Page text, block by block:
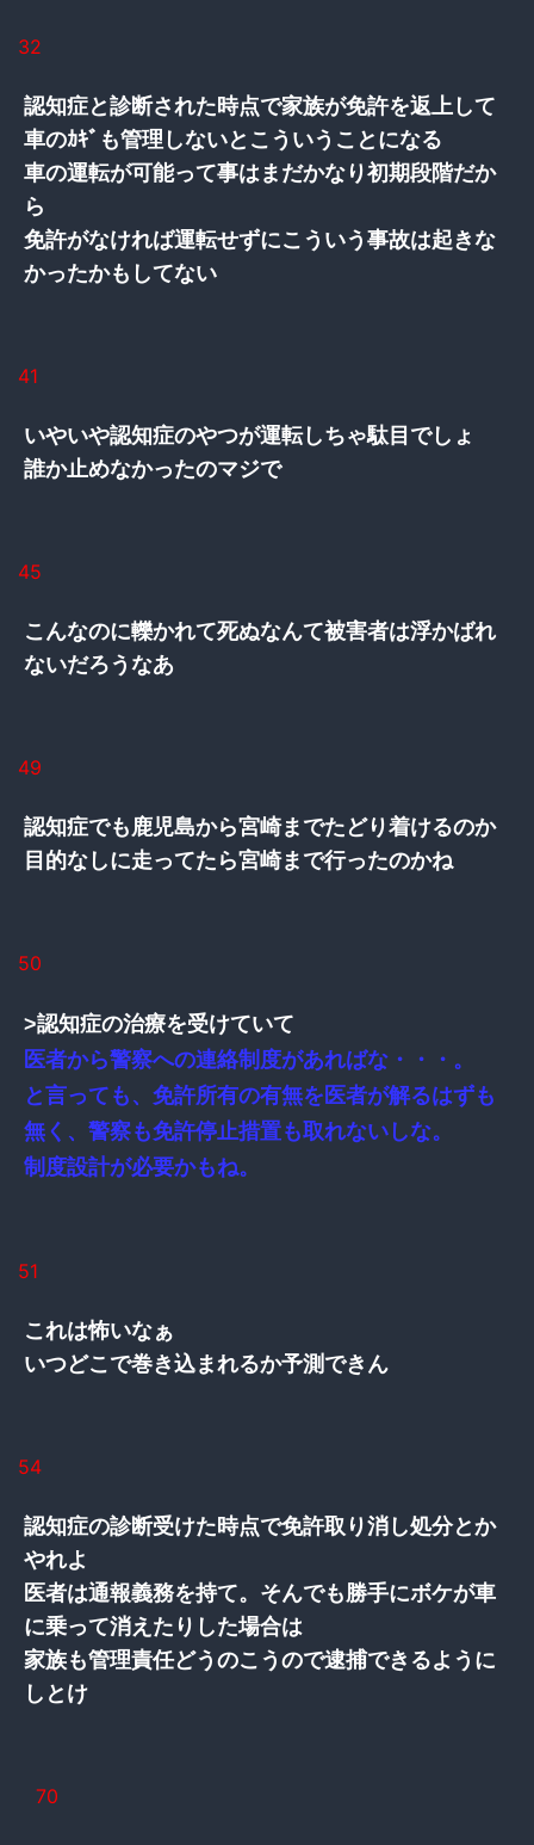
32
認知症と診断された時点で家族が免許を返上して
車のｶｷﾞも管理しないとこういうことになる
車の運転が可能って事はまだかなり初期段階だか
ら
免許がなければ運転せずにこういう事故は起きな
かったかもしてない
41
いやいや認知症のやつが運転しちゃ駄目でしょ
誰か止めなかったのマジで
45
こんなのに轢かれて死ぬなんて被害者は浮かばれ
ないだろうなあ
49
認知症でも鹿児島から宮崎までたどり着けるのか
目的なしに走ってたら宮崎まで行ったのかね
50
>認知症の治療を受けていて
医者から警察への連絡制度があればな・・・。
と言っても、免許所有の有無を医者が解るはずも
無く、警察も免許停止措置も取れないしな。
制度設計が必要かもね。
51
これは怖いなぁ
いつどこで巻き込まれるか予測できん
54
認知症の診断受けた時点で免許取り消し処分とか
やれよ
医者は通報義務を持て。そんでも勝手にボケが車
に乗って消えたりした場合は
家族も管理責任どうのこうので逮捕できるように
しとけ
70